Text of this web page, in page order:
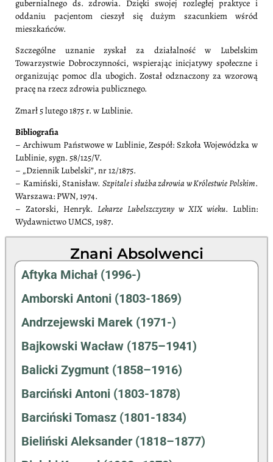
gubernialnego ds. zdrowia. Dzięki swojej rozległej praktyce i
oddaniu pacjentom cieszył się dużym szacunkiem wśród
mieszkańców.
Szczególne uznanie zyskał za działalność w Lubelskim
Towarzystwie Dobroczynności, wspierając inicjatywy społeczne i
organizując pomoc dla ubogich. Został odznaczony za wzorową
pracę na rzecz zdrowia publicznego.
Zmarł 5 lutego 1875 r. w Lublinie.
Bibliografia
– Archiwum Państwowe w Lublinie, Zespół: Szkoła Wojewódzka w
Lublinie, sygn. 58/125/V.
– „Dziennik Lubelski”, nr 12/1875.
– Kamiński, Stanisław. Szpitale i służba zdrowia w Królestwie Polskim.
Warszawa: PWN, 1974.
– Zatorski, Henryk.Lekarze Lubelszczyzny w XIX wieku. Lublin:
Wydawnictwo UMCS, 1987.
Znani Absolwenci
Aftyka Michał (1996-)
Amborski Antoni (1803-1869)
Andrzejewski Marek (1971-)
Bajkowski Wacław (1875–1941)
Balicki Zygmunt (1858–1916)
Barciński Antoni (1803-1878)
Barciński Tomasz (1801-1834)
Bieliński Aleksander (1818–1877)